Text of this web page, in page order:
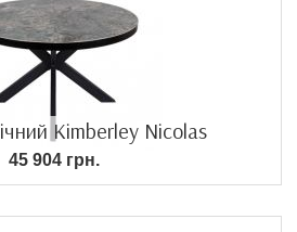
Kimberley Nicolas
45 904 грн.